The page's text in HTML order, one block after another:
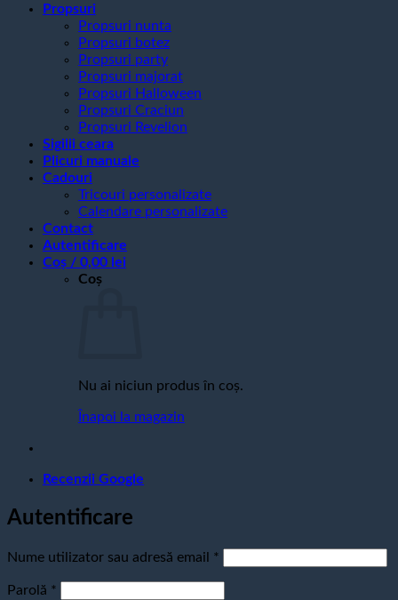
Propsuri
Propsuri nunta
Propsuri botez
Propsuri party
Propsuri majorat
Propsuri Halloween
Propsuri Craciun
Propsuri Revelion
Sigilii ceara
Plicuri manuale
Cadouri
Tricouri personalizate
Calendare personalizate
Contact
Autentificare
Coș / 0,00 lei
Coș
Nu ai niciun produs în coș.
Înapoi la magazin
Recenzii Google
Autentificare
Nume utilizator sau adresă email *
Parolă *